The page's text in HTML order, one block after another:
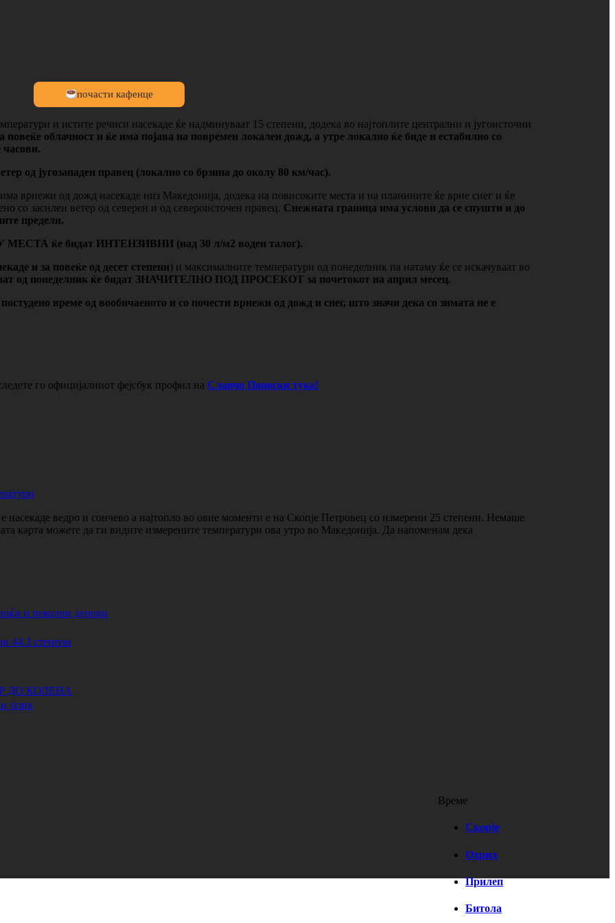
почасти кафенце
и истите речиси насекаде ќе надминуваат 15 степени, додека во најтоплите централни и југоисточни
повеќе облачност и ќе има појава на повремен локален дожд, а утре локално ќе биде и естабилно со
часови.
од југозападен правец (локално со брзина до околу 80 км/час).
врнежи од дожд насекаде низ Македонија, додека на повисоките места и на планините ќе врне снег и ќе
со засилен ветер од северен и од североисточен правец. Снежната граница има услови да се спушти и до
предели.
МЕСТА ќе бидат ИНТЕНЗИВНИ (над 30 л/м2 воден талог).
и за повеќе од десет степени) и максималните температури од понеделник па натаму ќе се искачуваат во
од понеделник ќе бидат ЗНАЧИТЕЛНО ПОД ПРОСЕКОТ за почетокот на април месец.
време од вообичаеното и со почести врнежи од дожд и снег, што значи дека со зимата не е
го официјалниот фејсбук профил наСлавчо Попоски тука!
ведро и сончево а најтопло во овие моменти е на Скопје Петровец со измерени 25 степени. Немаше
карта можете да ги видите измерените температури ова утро во Македонија. Да напоменам дека
и пеколни денови
степени
ДО КОЛЕНА
јазик
Време
Скопје
Охрид
Прилеп
Битола